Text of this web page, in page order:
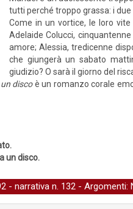
tutti perché troppo grassa: i
Come in un vortice, le loro
Adelaide Colucci,
amore; Alessia, tredicenne
che giungerà un sabato
giudizio? O sarà il giorno del
discoè un romanzo corale
un disco.
- narrativa n. 132 - Argomenti: